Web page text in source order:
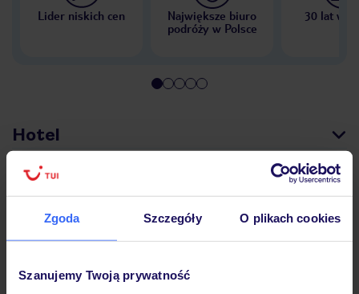
Zgoda Szczegóły O plikach cookies
Szanujemy Twoją prywatność
Lider niskich cen
Największe biuro
podróży w Polsce
30 lat w
Hotel
Opinie